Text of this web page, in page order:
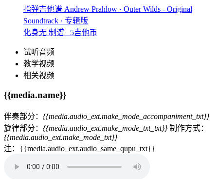
指弹吉他谱 Andrew Prahlow · Outer Wilds - Original
Soundtrack · 专辑版
化身无 制谱 5吉他币
试听音频
教学视频
相关视频
{{media.name}}
伴奏部分： {{media.audio_ext.make_mode_accompaniment_txt}}
旋律部分： {{media.audio_ext.make_mode_txt_txt}} 制作方式：
{{media.audio_ext.make_mode_txt}}
注：{{media.audio_ext.audio_same_qupu_txt}}